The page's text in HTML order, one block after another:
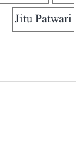
Jitu Patwari